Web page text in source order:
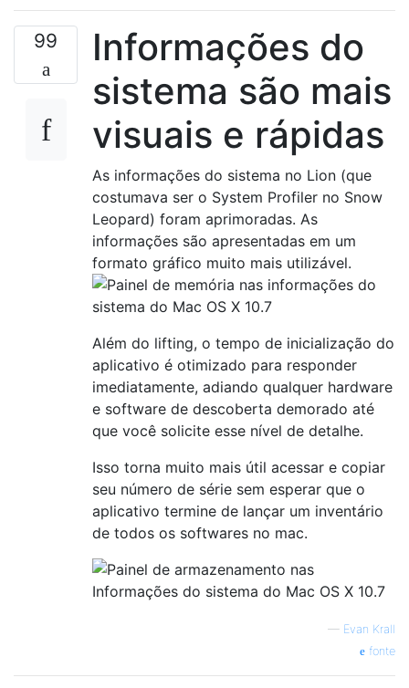
99
Informações do
sistema são mais
visuais e rápidas
As informações do sistema no Lion (que
costumava ser o System Profiler no Snow
Leopard) foram aprimoradas. As
informações são apresentadas em um
formato gráfico muito mais utilizável.
Além do lifting, o tempo de inicialização do
aplicativo é otimizado para responder
imediatamente, adiando qualquer hardware
e software de descoberta demorado até
que você solicite esse nível de detalhe.
Isso torna muito mais útil acessar e copiar
seu número de série sem esperar que o
aplicativo termine de lançar um inventário
de todos os softwares no mac.
— Evan Krall
fonte